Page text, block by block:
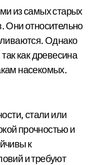
из самых старых
Они относительно
Однако
как древесина
насекомых.
стали или
прочностью и
к
и требуют